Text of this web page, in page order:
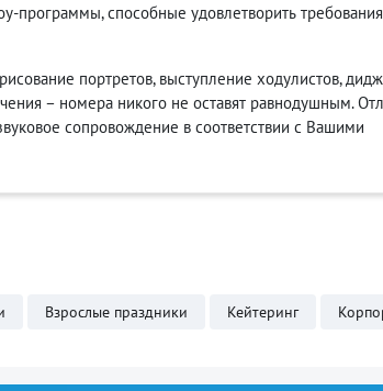
программы, способные удовлетворить требования
портретов, выступление ходулистов,
– номера никого не оставят равнодушным.
сопровождение в соответствии с Вашими
Взрослые праздники Кейтеринг